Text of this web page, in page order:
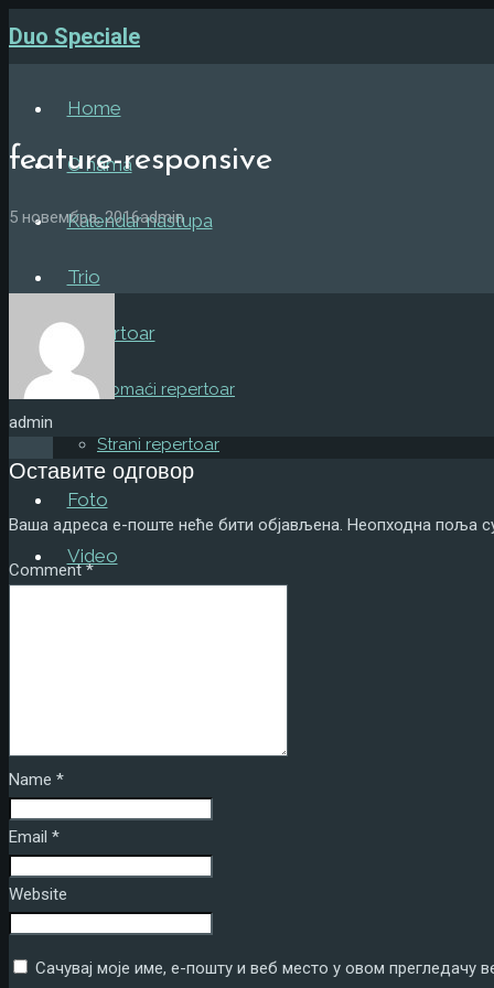
Duo Speciale
Home
O nama
Kalendar nastupa
Trio
Repertoar
Domaći repertoar
Strani repertoar
Foto
Video
feature-responsive
5 новембра, 2016admin
admin
Оставите одговор
Ваша адреса е-поште неће бити објављена. Неопходна поља
Comment*
Name *
Email *
Website
Сачувај моје име, е-пошту и веб место у овом прегледачу